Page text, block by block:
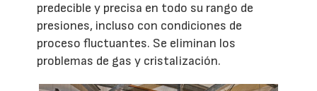
predecible y precisa en todo su rango de
presiones, incluso con condiciones de
proceso fluctuantes. Se eliminan los
problemas de gas y cristalización.